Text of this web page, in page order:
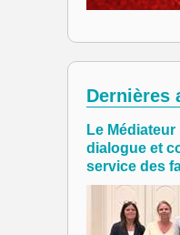
Dernières
Le
dialogue et
service des